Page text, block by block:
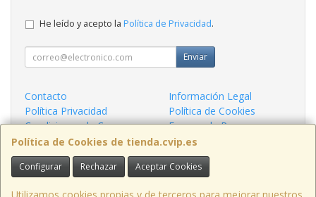
Política de Cookies de tienda.cvip.es
Configurar Rechazar Aceptar Cookies
He leído y acepto la Política de Privacidad.
Enviar
Contacto
Información Legal
Política Privacidad
Política de Cookies
Condiciones de Compra
Formas de Pago
¿Quienes Somos?
Contacto
tienda@cvip.es